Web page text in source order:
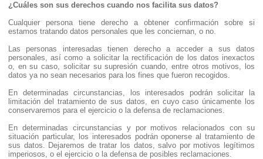
¿Cuáles son sus derechos cuando nos facilita sus datos?
Cualquier persona tiene derecho a obtener confirmación sobre si
estamos tratando datos personales que les conciernan, o no.
Las personas interesadas tienen derecho a acceder a sus datos
personales, así como a solicitar la rectificación de los datos inexactos
o, en su caso, solicitar su supresión cuando, entre otros motivos, los
datos ya no sean necesarios para los fines que fueron recogidos.
En determinadas circunstancias, los interesados podrán solicitar la
limitación del tratamiento de sus datos, en cuyo caso únicamente los
conservaremos para el ejercicio o la defensa de reclamaciones.
En determinadas circunstancias y por motivos relacionados con su
situación particular, los interesados podrán oponerse al tratamiento de
sus datos. Dejaremos de tratar los datos, salvo por motivos legítimos
imperiosos, o el ejercicio o la defensa de posibles reclamaciones.